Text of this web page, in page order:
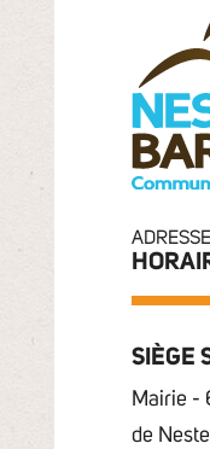
SIÈGE
Mairie -
de Neste